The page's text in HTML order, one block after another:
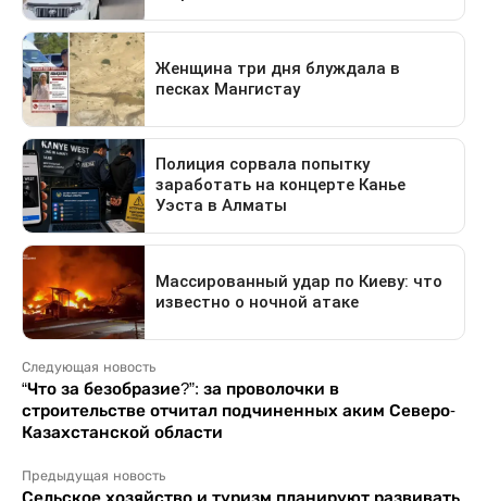
Следующая новость
“Что за безобразие?”: за проволочки в
строительстве отчитал подчиненных аким Северо-
Казахстанской области
Предыдущая новость
Сельское хозяйство и туризм планируют развивать